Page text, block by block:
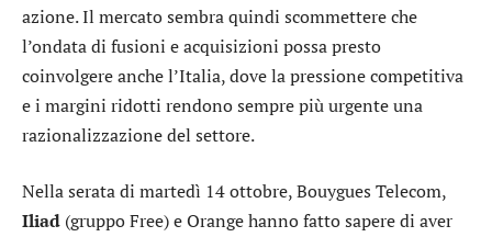
azione. Il mercato sembra quindi scommettere che
l’ondata di fusioni e acquisizioni possa presto
coinvolgere anche l’Italia, dove la pressione competitiva
e i margini ridotti rendono sempre più urgente una
razionalizzazione del settore.
Nella serata di martedì 14 ottobre,Bouygues Telecom,
Iliad (gruppo Free) eOrangehanno fatto sapere di aver